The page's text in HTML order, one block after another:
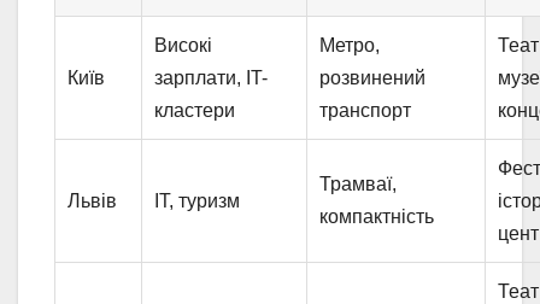
Київ
Високі
зарплати, IT-
кластери
Метро,
розвинений
транспорт
Львів IT, туризм
Трамваї,
компактність